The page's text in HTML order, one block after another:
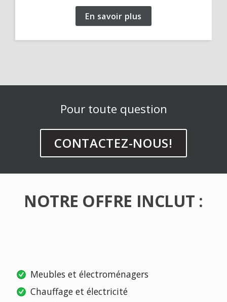
En savoir plus
Pour toute question
CONTACTEZ-NOUS!
NOTRE OFFRE INCLUT :
Meubles et électroménagers
Chauffage et électricité